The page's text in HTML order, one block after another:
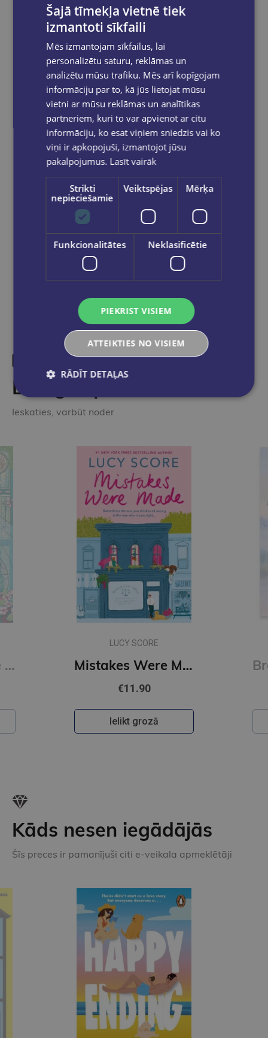
pasūtījumam.
Reģistrējies un saņem 10% atlaidi pilnas
cenas precēm.
Pasūtījumu apstrāde notiek darba dienās.
Apmaksātie pasūtījumi tiekapstrādāti un
izsūtīti 2-5 darba dienu laikā.
Bezmaksas piegādeuz OMNIVA
pakomātiem Latvijā
pasūtījumiem no €40.00.
Bezmaksas piegāde jebkurā GLOBUSS
pasūtījums būs gatavs saņemšanai, saņemsi
e-pastu un/ vai SMS.
Dalies sociālajos tīklos:
Līdzīgas preces
Ieskaties, varbūt noder
A Curse For True Love : #3 Once Upon a Broken Heart series (s, new cover)
LUCY SCORE
Mistakes Were Made : #2 Story Lake : A spicy, hilarious small-town romance
€11.90
Ielikt grozā
Kāds nesen iegādājās
Šīs preces ir pamanījuši citi e-veikala apmeklētāji
Šajā tīmekļa vietnē tiek
izmantoti sīkfaili
Mēs izmantojam sīkfailus, lai
personalizētu saturu, reklāmas un
analizētu mūsu trafiku. Mēs arī kopīgojam
informāciju par to, kā jūs lietojat mūsu
vietni ar mūsu reklāmas un analītikas
partneriem, kuri to var apvienot ar citu
informāciju, ko esat viņiem sniedzis vai ko
viņi ir apkopojuši, izmantojot jūsu
pakalpojumus. Lasīt vairāk
Strikti
nepieciešamie
Veiktspējas Mērķa
Funkcionalitātes Neklasificētie
PIEKRIST VISIEM
ATTEIKTIES NO VISIEM
RĀDĪT DETAĻAS